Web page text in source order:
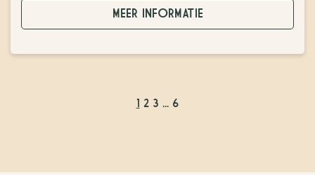
MEER INFORMATIE
2 3 ... 6